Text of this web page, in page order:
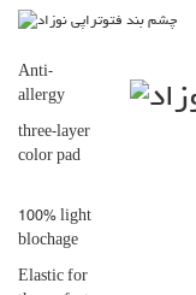
Anti-
allergy
three-layer
color pad
100% light
blochage
Elastic for